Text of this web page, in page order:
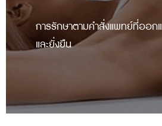
การรักษาตามคำสั่งแพทย์ที่ออก
และยั่งยืน